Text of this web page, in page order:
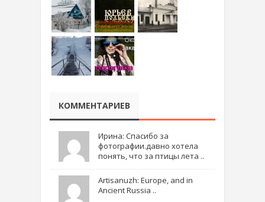
КОММЕНТАРИЕВ
Ирина: Спасибо за
фотографии.давно хотела
понять, что за птицы лета ..
Artisanuzh: Europe, and in
Ancient Russia ..